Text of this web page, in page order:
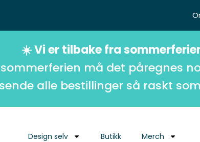
☀️ Vi er tilbake fra
må det påregnes
alle bestillinger så raskt
Design selv Butikk Merch